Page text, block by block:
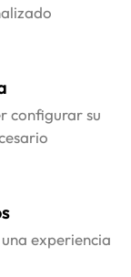
configurar su
experiencia